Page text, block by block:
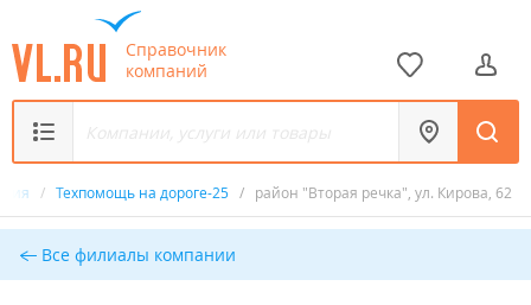
Справочник
компаний
/ Техпомощь на дороге-25 / район "Вторая речка", ул. Кирова, 62
Все филиалы компании